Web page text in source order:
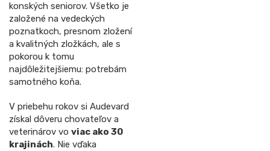
konských seniorov. Všetko je
založené na vedeckých
poznatkoch, presnom zložení
a kvalitných zložkách, ale s
pokorou k tomu
najdôležitejšiemu: potrebám
samotného koňa.
V priebehu rokov si Audevard
získal dôveru chovateľov a
veterinárov vo viac ako 30
krajinách. Nie vďaka